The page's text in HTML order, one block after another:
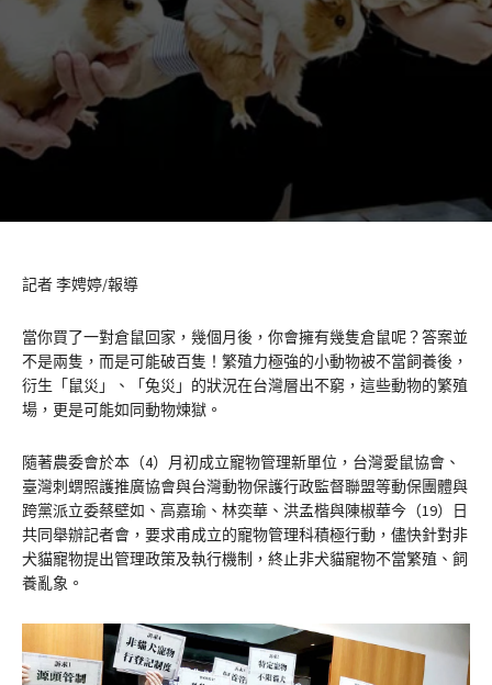
記者 李娉婷/報導
當你買了一對倉鼠回家，幾個月後，你會擁有幾隻倉鼠呢？答案並
不是兩隻，而是可能破百隻！繁殖力極強的小動物被不當飼養後，
衍生「鼠災」、「兔災」的狀況在台灣層出不窮，這些動物的繁殖
場，更是可能如同動物煉獄。
隨著農委會於本（4）月初成立寵物管理新單位，台灣愛鼠協會、
臺灣刺蝟照護推廣協會與台灣動物保護行政監督聯盟等動保團體與
跨黨派立委蔡壁如、高嘉瑜、林奕華、洪孟楷與陳椒華今（19）日
共同舉辦記者會，要求甫成立的寵物管理科積極行動，儘快針對非
犬貓寵物提出管理政策及執行機制，終止非犬貓寵物不當繁殖、飼
養亂象。